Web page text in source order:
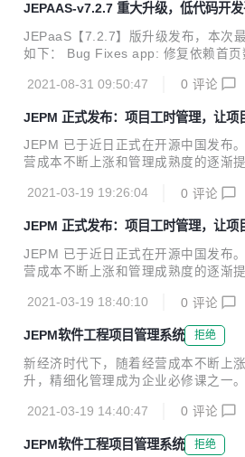
ECloud 核心服务 网关服务 平台接口
自定义路由规则，同时默认实现三种
eader 路由、参数路由。 元数据服务
务。其功能主要包括：资源表元数据
数据字典元数据管理、图报表元数据
JEPAAS-v7.2.7 重大升级，低代码开
JEPaaS【7.2.7】版升级发布，本次
如下： Bug Fixes app: 修复依赖首页
复删除extjs文件 files: wps全屏预览
预览或者编辑title修复 file: 文件wps
级处理 form: 修复表单横向滚动条展
子功能的win也要销毁 update: 修改
2021-08-31 09:50:47 0 评论
JEPM 正式发布：项目工时管理，让项
效！
JEPM 已于近日正式在开源中国发布
营成本不断上涨和管理成熟度的逐渐
更为重中之重。 管理项目准时又高效
源配置更轻松。精准掌握员工的工作
能。 【功能特点】 项目整体基于
成立项目，需要执行实施的项目。用
管理项目信息的功能。 2、项目执行
任务单 将自己的待办、已完成、未完
2021-03-19 19:26:04 0 评论
JEPM 正式发布：项目工时管理，让项
效！
JEPM 已于近日正式在开源中国发布
营成本不断上涨和管理成熟度的逐渐
更为重中之重。 管理项目准时又高效
源配置更轻松。精准掌握员工的工作
能。 【功能特点】 项目整体基于
成立项目，需要执行实施的项目。用
管理项目信息的功能。 2、项目执行
任务单 将自己的待办、已完成、未完
2021-03-19 18:40:10 0 评论
JEPM软件工程项目管理系统 拒绝
新经济时代下，随着经营成本不断上
升，精细化管理成为企业必修课之一
让项目计划的制定与资源配置更轻松
能，准确计算团队产能。 【功能特点
开发 1、项目立项 成立项目，需要执
2021-03-19 14:40:47 0 评论
JEPM软件工程项目管理系统 拒绝